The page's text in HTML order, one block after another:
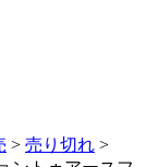
> 売り切れ >